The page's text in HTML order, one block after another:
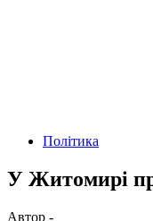
Політика
У Житомирі
Автор -